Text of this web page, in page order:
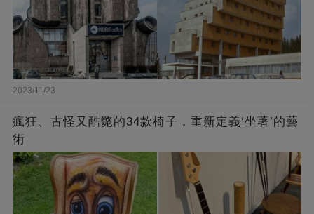
2023/11/23
瘋狂、古怪又酷斃的34款椅子，重新定義‘坐著’的藝
術